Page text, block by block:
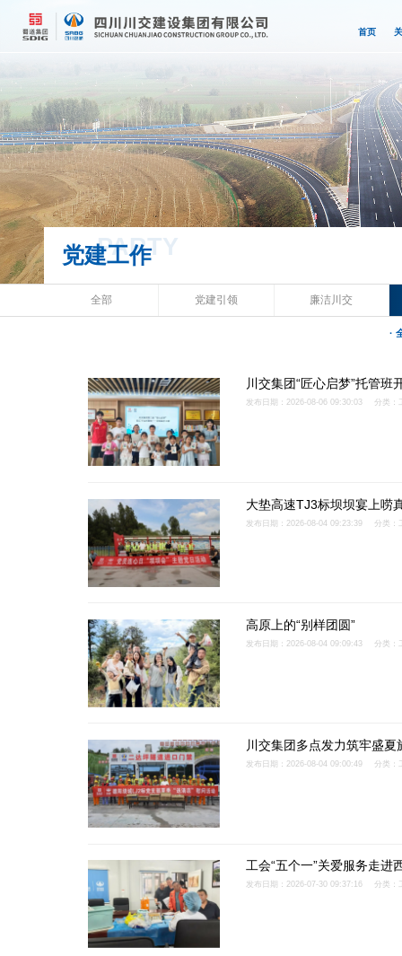
首页
党建工作
PARTY
全部 党建引领 廉洁川交
·
川交集团“匠心启梦”托管班
发布日期：2026-08-06 09:30:03 分类：
大垫高速TJ3标坝坝宴上唠
发布日期：2026-08-04 09:23:39 分类：
高原上的“别样团圆”
发布日期：2026-08-04 09:09:43 分类：
川交集团多点发力筑牢盛夏
发布日期：2026-08-04 09:00:49 分类：
工会“五个一”关爱服务走进
发布日期：2026-07-30 09:37:16 分类：